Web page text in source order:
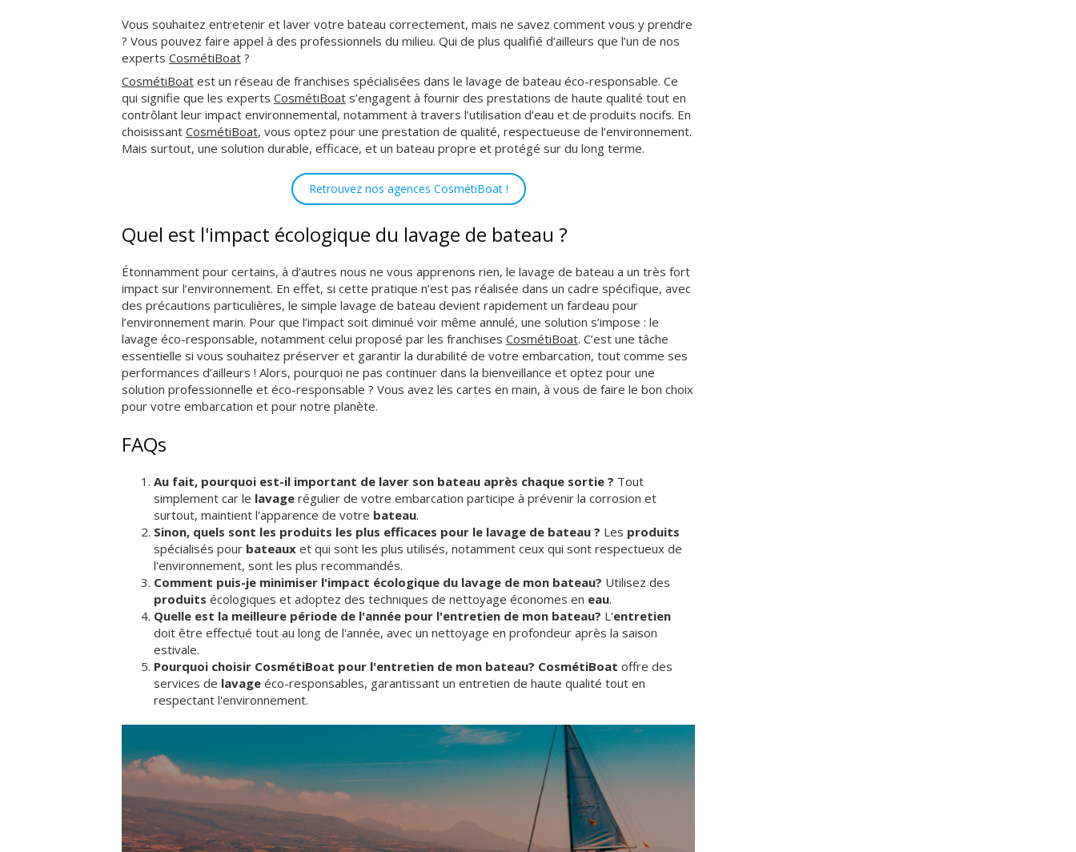
Vous souhaitez entretenir et laver votre bateau correctement, mais ne savez comment vous y prendre
? Vous pouvez faire appel à des professionnels du milieu. Qui de plus qualifié d’ailleurs que l’un de nos
experts CosmétiBoat ?
CosmétiBoat est un réseau de franchises spécialisées dans le lavage de bateau éco-responsable. Ce
qui signifie que les experts CosmétiBoat s’engagent à fournir des prestations de haute qualité tout en
contrôlant leur impact environnemental, notamment à travers l’utilisation d’eau et de produits nocifs. En
choisissant CosmétiBoat, vous optez pour une prestation de qualité, respectueuse de l’environnement.
Mais surtout, une solution durable, efficace, et un bateau propre et protégé sur du long terme.
Retrouvez nos agences CosmétiBoat !
Quel est l'impact écologique du lavage de bateau ?
Étonnamment pour certains, à d’autres nous ne vous apprenons rien, le lavage de bateau a un très fort
impact sur l’environnement. En effet, si cette pratique n’est pas réalisée dans un cadre spécifique, avec
des précautions particulières, le simple lavage de bateau devient rapidement un fardeau pour
l’environnement marin. Pour que l’impact soit diminué voir même annulé, une solution s’impose : le
lavage éco-responsable, notamment celui proposé par les franchises CosmétiBoat. C’est une tâche
essentielle si vous souhaitez préserver et garantir la durabilité de votre embarcation, tout comme ses
performances d’ailleurs ! Alors, pourquoi ne pas continuer dans la bienveillance et optez pour une
solution professionnelle et éco-responsable ? Vous avez les cartes en main, à vous de faire le bon choix
pour votre embarcation et pour notre planète.
FAQs
Au fait, pourquoi est-il important de laver son bateau après chaque sortie ? Tout
simplement car le lavage régulier de votre embarcation participe à prévenir la corrosion et
surtout, maintient l'apparence de votre bateau.
Sinon, quels sont les produits les plus efficaces pour le lavage de bateau ? Les produits
spécialisés pour bateaux et qui sont les plus utilisés, notamment ceux qui sont respectueux de
l'environnement, sont les plus recommandés.
Comment puis-je minimiser l'impact écologique du lavage de mon bateau? Utilisez des
produits écologiques et adoptez des techniques de nettoyage économes en eau.
Quelle est la meilleure période de l'année pour l'entretien de mon bateau? L'entretien
doit être effectué tout au long de l'année, avec un nettoyage en profondeur après la saison
estivale.
Pourquoi choisir CosmétiBoat pour l'entretien de mon bateau? CosmétiBoat offre des
services de lavage éco-responsables, garantissant un entretien de haute qualité tout en
respectant l'environnement.